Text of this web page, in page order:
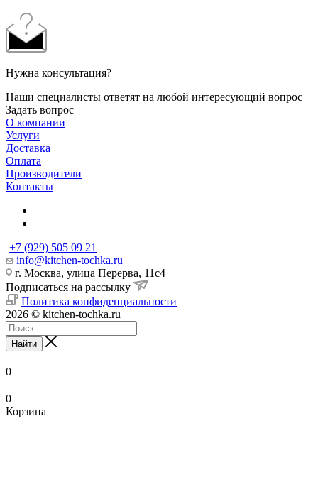
Нужна консультация?
Наши специалисты ответят на любой интересующий вопрос
Задать вопрос
О компании
Услуги
Доставка
Оплата
Производители
Контакты
+7 (929) 505 09 21
info@kitchen-tochka.ru
г. Москва, улица Перерва, 11с4
Подписаться на рассылку
Политика конфиденциальности
2026 © kitchen-tochka.ru
Найти
0
0
Корзина